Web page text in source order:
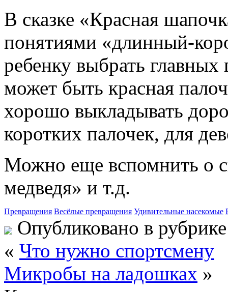
В сказке «Красная
понятиями «длинный-
ребенку выбрать
может быть красная
хорошо выкладывать
коротких палочек, для
Можно еще вспомнить о
медведя» и т.д.
Превращения Весёлые превращения Удивительные насекомые
Опубликовано в
« Что нужно спортсмену
Микробы на ладошках »